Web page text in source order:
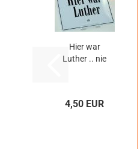
Hier war
Luther .. nie
4,50 EUR